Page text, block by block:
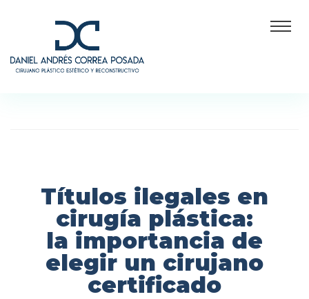
Títulos ilegales en
cirugía plástica:
la importancia de
elegir un cirujano
certificado